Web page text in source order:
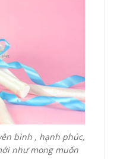
bình , hạnh phúc,
như mong muốn